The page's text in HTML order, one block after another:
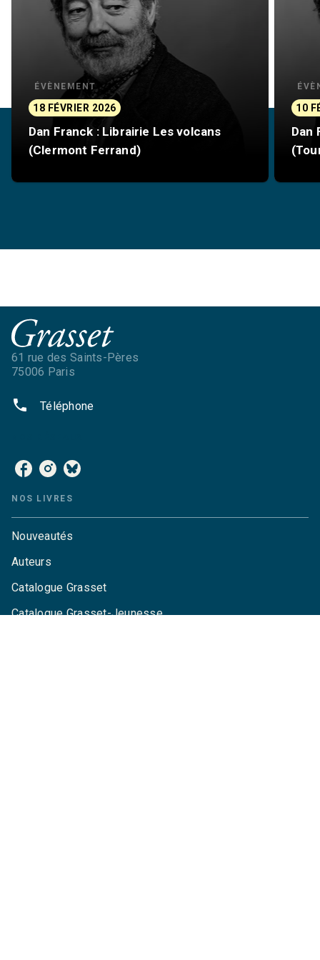
ÉVÈNEMENT
18 FÉVRIER 2026
Dan Franck : Librairie Les volcans
(Clermont Ferrand)
10
Dan
61 rue des Saints-Pères
75006 Paris
phone Téléphone
NOS LIVRES
Nouveautés
Auteurs
Catalogue Grasset
Catalogue Grasset-Jeunesse